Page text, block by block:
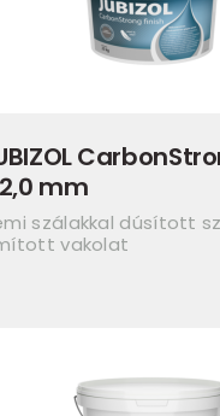
mm
szálakkal dúsított
vakolat